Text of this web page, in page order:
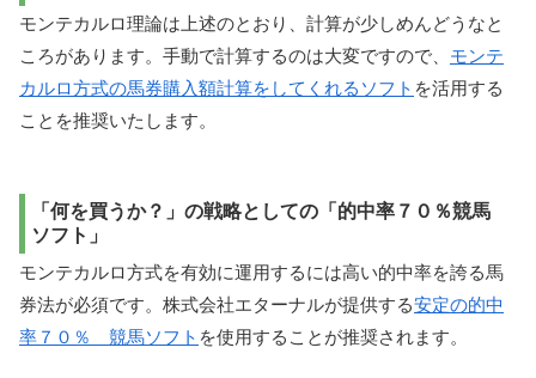
モンテカルロ理論は上述のとおり、計算が少しめんどうなと
ころがあります。手動で計算するのは大変ですので、 モンテ
カルロ方式の馬券購入額計算をしてくれるソフト を活用する
ことを推奨いたします。
「何を買うか？」の戦略としての「的中率７０％競馬
ソフト」
モンテカルロ方式を有効に運用するには高い的中率を誇る馬
券法が必須です。株式会社エターナルが提供する安定の的中
率７０％ 競馬ソフト を使用することが推奨されます。